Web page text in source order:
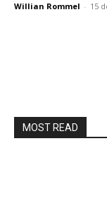
Willian Rommel - 15
MOST READ